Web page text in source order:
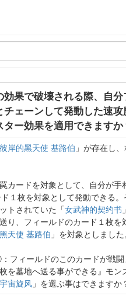
効果で破壊される際、自
チェーンして発動した速攻
ター効果を適用できますか
彼岸的黑天使 基路伯 」が存在し
カードを対象として、自分が手
１枚を対象として発動できる
トされていた「女武神的契约书
り、フィールドのカード１枚
天使 基路伯 」を対象としました。
フィールドのこのカードが戦
を墓地へ送る事ができる』モ
宇宙旋风 」を選ぶ事はできますか